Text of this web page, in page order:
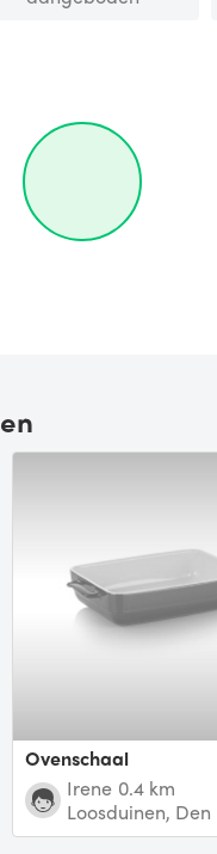
Ovenschaal
irene 0.4 km
Loosduinen,